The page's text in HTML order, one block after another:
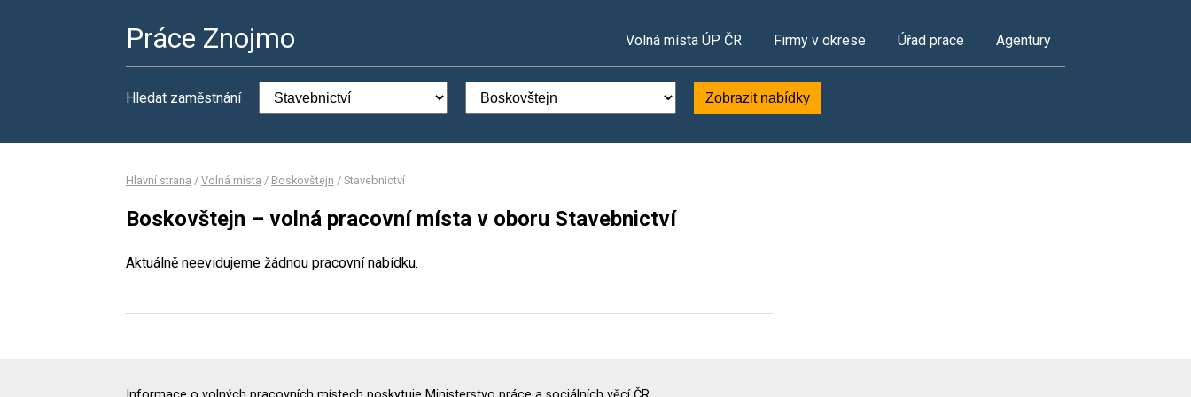
Práce Znojmo Volná místa ÚP ČR Firmy v okrese Úřad práce Agentury
Hledat zaměstnání Zobrazit nabídky
Hlavní strana / Volná místa / Boskovštejn / Stavebnictví
Boskovštejn – volná pracovní místa v oboru Stavebnictví
Aktuálně neevidujeme žádnou pracovní nabídku.